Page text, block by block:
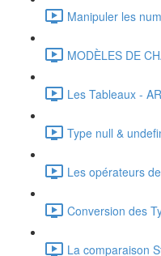
Manipuler les
MODÈLES DE
Les Tableaux -
Type null &
Les opérateurs
Conversion des
La comparaison